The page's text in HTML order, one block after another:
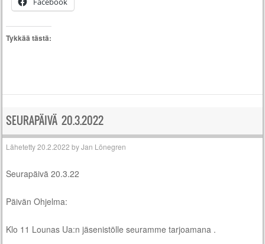
Tykkää tästä:
SEURAPÄIVÄ 20.3.2022
Lähetetty20.2.2022 byJan Lönegren
Seurapäivä 20.3.22
Päivän Ohjelma:
Klo 11 Lounas Ua:n jäsenistölle seuramme tarjoamana .